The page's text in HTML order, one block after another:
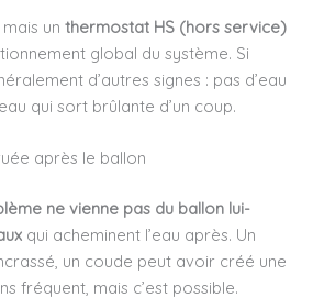
mais unthermostat HS (hors service)
global du système. Si
d’autres signes : pas d’eau
qui sort brûlante d’un coup.
après le ballon
ne vienne pas du ballon lui-
qui acheminent l’eau après. Un
un coude peut avoir créé une
fréquent, mais c’est possible.